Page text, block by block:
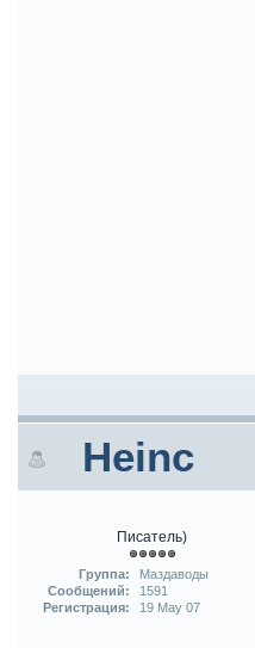
Heinc
Писатель)
Группа:
Маздаводы
Сообщений:
1591
Регистрация:
19 May 07